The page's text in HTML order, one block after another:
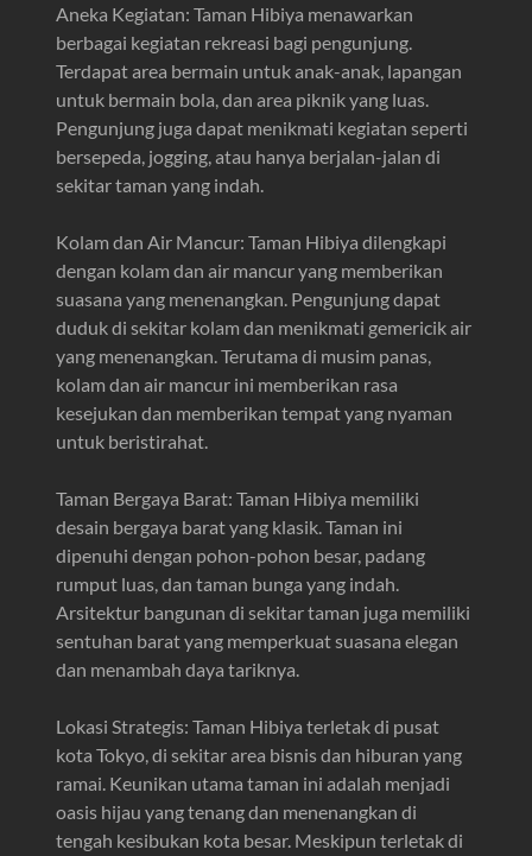
Aneka Kegiatan: Taman Hibiya menawarkan
berbagai kegiatan rekreasi bagi pengunjung.
Terdapat area bermain untuk anak-anak, lapangan
untuk bermain bola, dan area piknik yang luas.
Pengunjung juga dapat menikmati kegiatan seperti
bersepeda, jogging, atau hanya berjalan-jalan di
sekitar taman yang indah.
Kolam dan Air Mancur: Taman Hibiya dilengkapi
dengan kolam dan air mancur yang memberikan
suasana yang menenangkan. Pengunjung dapat
duduk di sekitar kolam dan menikmati gemericik air
yang menenangkan. Terutama di musim panas,
kolam dan air mancur ini memberikan rasa
kesejukan dan memberikan tempat yang nyaman
untuk beristirahat.
Taman Bergaya Barat: Taman Hibiya memiliki
desain bergaya barat yang klasik. Taman ini
dipenuhi dengan pohon-pohon besar, padang
rumput luas, dan taman bunga yang indah.
Arsitektur bangunan di sekitar taman juga memiliki
sentuhan barat yang memperkuat suasana elegan
dan menambah daya tariknya.
Lokasi Strategis: Taman Hibiya terletak di pusat
kota Tokyo, di sekitar area bisnis dan hiburan yang
ramai. Keunikan utama taman ini adalah menjadi
oasis hijau yang tenang dan menenangkan di
tengah kesibukan kota besar. Meskipun terletak di